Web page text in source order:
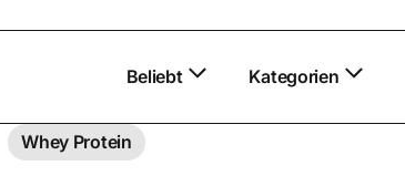
Beliebt Kategorien
Whey Protein